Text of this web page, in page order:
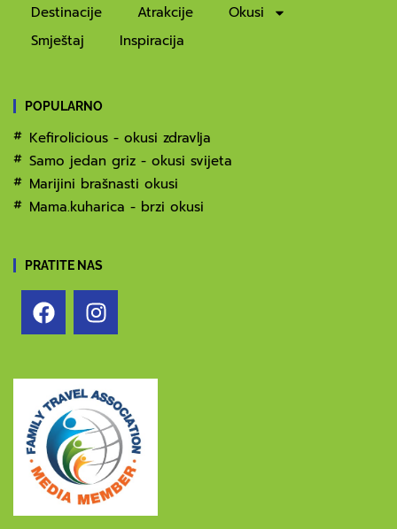
Destinacije Atrakcije
Okusi
Smještaj
Inspiracija
POPULARNO
Kefirolicious - okusi zdravlja
Samo jedan griz - okusi svijeta
Marijini brašnasti okusi
Mama.kuharica - brzi okusi
PRATITE NAS